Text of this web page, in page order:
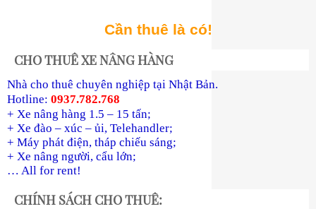
Cần thuê là có!
CHO THUÊ XE NÂNG HÀNG
Nhà cho thuê chuyên nghiệp tại Nhật Bản.
Hotline: 0937.782.768
+ Xe nâng hàng 1.5 – 15 tấn;
+ Xe đào – xúc – ủi, Telehandler;
+ Máy phát điện, tháp chiếu sáng;
+ Xe nâng người, cẩu lớn;
… All for rent!
CHÍNH SÁCH CHO THUÊ: